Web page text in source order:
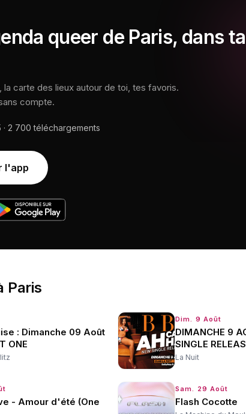
queer de Paris, dans ta
carte des lieux autour de toi, tes favoris.
compte.
· 2 700 téléchargements
l'app
Paris
: Dimanche 09 Août
ONE
Dim. 9 Août
DIMANCHE 9
SINGLE
La Nuit
- Amour d'été (One
Sam. 29 Août
Flash Cocotte